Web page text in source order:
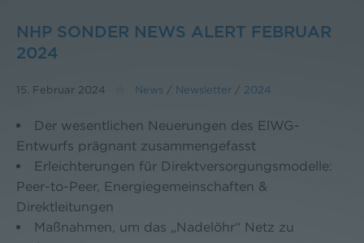
NHP SONDER NEWS ALERT FEBRUAR
2024
15. Februar 2024 News / Newsletter / 2024
Der wesentlichen Neuerungen des ElWG-
Entwurfs prägnant zusammengefasst
Erleichterungen für Direktversorgungsmodelle:
Peer-to-Peer, Energiegemeinschaften &
Direktleitungen
Maßnahmen, um das „Nadelöhr“ Netz zu